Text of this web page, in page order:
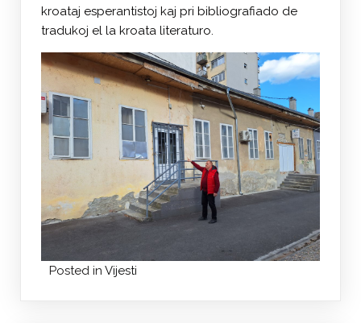
kroataj esperantistoj kaj pri bibliografiado de
tradukoj el la kroata literaturo.
Posted in Vijesti